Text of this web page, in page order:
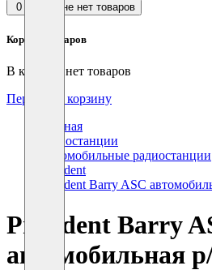
0 В корзине нет товаров
Корзина товаров
В корзине нет товаров
Перейти в корзину
Главная
Радиостанции
Автомобильные радиостанции
President
President Barry ASC
President Barry
автомобильная